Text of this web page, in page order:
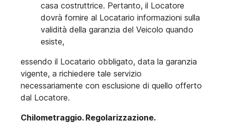
casa costruttrice. Pertanto, il Locatore
dovrà fornire al Locatario informazioni sulla
validità della garanzia del Veicolo quando
esiste,
essendo il Locatario obbligato, data la garanzia
vigente, a richiedere tale servizio
necessariamente con esclusione di quello offerto
dal Locatore.
Chilometraggio. Regolarizzazione.